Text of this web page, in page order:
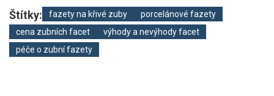
Štítky: fazety na křivé zuby
porcelánové fazety
cena zubních facet
výhody a nevýhody facet
péče o zubní fazety